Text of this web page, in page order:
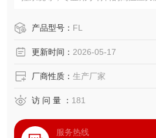
M、ISO、GB、JIS、DIN等试验标准
产品型号： FL
更新时间： 2026-05-17
厂商性质： 生产厂家
访 问 量 ： 181
服务热线